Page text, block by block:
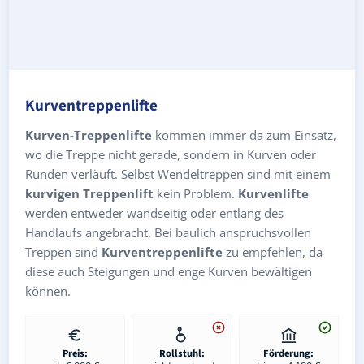
Kurventreppenlifte
Kurven-Treppenlifte kommen immer da zum Einsatz,
wo die Treppe nicht gerade, sondern in Kurven oder
Runden verläuft. Selbst Wendeltreppen sind mit einem
kurvigen Treppenlift kein Problem. Kurvenlifte
werden entweder wandseitig oder entlang des
Handlaufs angebracht. Bei baulich anspruchsvollen
Treppen sind Kurventreppenlifte zu empfehlen, da
diese auch Steigungen und enge Kurven bewältigen
können.
Preis: Rollstuhl: Förderung: